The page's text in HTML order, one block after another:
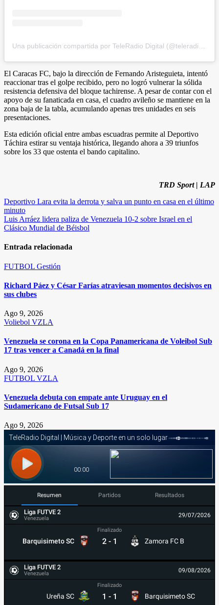
El Caracas FC, bajo la dirección de Fernando Aristeguieta, intentó
reaccionar tras el golpe recibido, pero no logró vulnerar la sólida
resistencia defensiva del bloque tachirense. A pesar de contar con el
apoyo de su fanaticada en casa, el cuadro avileño se mantiene en la
zona baja de la tabla, acumulando apenas tres unidades en seis
presentaciones.
Esta edición oficial entre ambas escuadras permite al Deportivo
Táchira estirar su ventaja histórica, llegando ahora a 39 triunfos
sobre los 33 que ostenta el bando capitalino.
TRD Sport | LAP
Navegación
de
entradas
Deportivo Lara evita la derrota y salva un punto en casa en el último
minuto
Luis Arráez lidera paliza de Venezuela 10-2 sobre Israel en el
Clásico Mundial de Béisbol
Entrada relacionada
FUTBOL Gestión
Richard Páez y César Farías atraviesan momentos decisivos en
sus clubes
Ago 9, 2026
Voliebol VZLA
Venezuela se corona en la Copa Panamericana de Voleibol Sub
17 tras vencer a Canadá en la final
Ago 9, 2026
FUTBOL VZLA
Venezuela debuta con empate ante Uruguay en el
Sudamericano de Futsal Sub 17
Ago 9, 2026
Resumen Partidos Resultados
Liga FUTVE 2
Venezuela 29/07/2026
Barquisimeto SC
Finalizado
2 - 1 Zamora FC B
Liga FUTVE 2
Venezuela 09/08/2026
Ureña SC
Finalizado
1 - 1 Barquisimeto SC